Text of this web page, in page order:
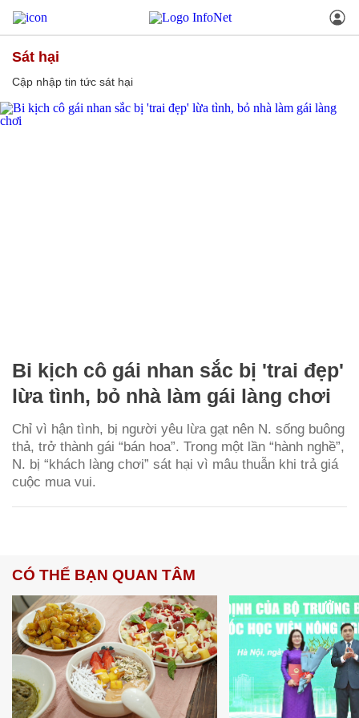
sát hại
Cập nhập tin tức sát hại
Bi kịch cô gái nhan sắc bị 'trai đẹp'
lừa tình, bỏ nhà làm gái làng chơi
Chỉ vì hận tình, bị người yêu lừa gạt nên N. sống buông
thả, trở thành gái “bán hoa”. Trong một lần “hành nghề”,
N. bị “khách làng chơi” sát hại vì mâu thuẫn khi trả giá
cuộc mua vui.
CÓ THỂ BẠN QUAN TÂM